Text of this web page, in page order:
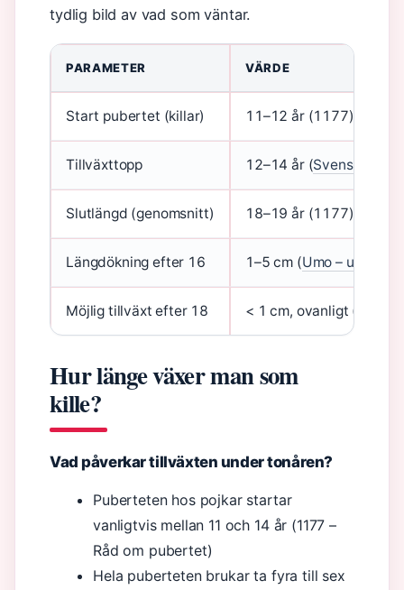
tydlig bild av vad som väntar.
PARAMETER VÄRDE
Start pubertet (killar) 11–12 år (1177)
Tillväxttopp 12–14 år (Svenska
Slutlängd (genomsnitt) 18–19 år (1177)
Längdökning efter 16 1–5 cm (Umo –
Möjlig tillväxt efter 18 < 1 cm, ovanligt (
Hur länge växer man som
kille?
Vad påverkar tillväxten under tonåren?
Puberteten hos pojkar startar
vanligtvis mellan 11 och 14 år (1177 –
Råd om pubertet)
Hela puberteten brukar ta fyra till sex